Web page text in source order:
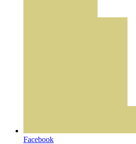
Facebook